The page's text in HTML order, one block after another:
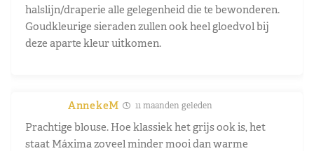
halslijn/draperie alle gelegenheid die te bewonderen.
Goudkleurige sieraden zullen ook heel gloedvol bij
deze aparte kleur uitkomen.
AnnekeM 11 maanden geleden
Prachtige blouse. Hoe klassiek het grijs ook is, het
staat Máxima zoveel minder mooi dan warme